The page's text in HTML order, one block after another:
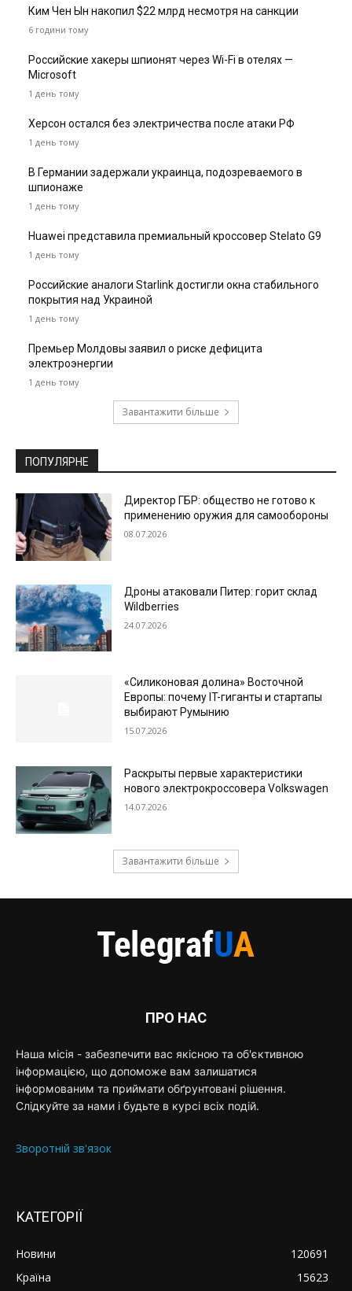
Ким Чен Ын накопил $22 млрд несмотря на санкции
6 години тому
Российские хакеры шпионят через Wi-Fi в отелях —
Microsoft
1 день тому
Херсон остался без электричества после атаки РФ
1 день тому
В Германии задержали украинца, подозреваемого в
шпионаже
1 день тому
Huawei представила премиальный кроссовер Stelato G9
1 день тому
Российские аналоги Starlink достигли окна стабильного
покрытия над Украиной
1 день тому
Премьер Молдовы заявил о риске дефицита
электроэнергии
1 день тому
Завантажити більше
ПОПУЛЯРНЕ
Директор ГБР: общество не готово к
применению оружия для самообороны
08.07.2026
Дроны атаковали Питер: горит склад
Wildberries
24.07.2026
«Силиконовая долина» Восточной
Европы: почему IT-гиганты и стартапы
выбирают Румынию
15.07.2026
Раскрыты первые характеристики
нового электрокроссовера Volkswagen
14.07.2026
Завантажити більше
ПРО НАС
Наша місія - забезпечити вас якісною та об'єктивною
інформацією, що допоможе вам залишатися
інформованим та приймати обґрунтовані рішення.
Слідкуйте за нами і будьте в курсі всіх подій.
Зворотній зв'язок
КАТЕГОРІЇ
Новини
120691
Країна
15623